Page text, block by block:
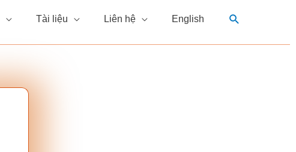
Tài liệu Liên hệ English
Tìm